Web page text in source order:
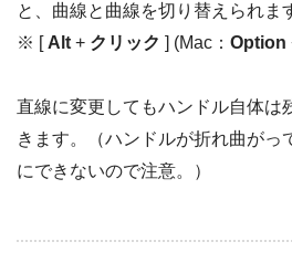
と、曲線と曲線を切り替えられま
※ [Alt + クリック ] (Mac： Option
直線に変更してもハンドル自体は
きます。（ハンドルが折れ曲がっ
にできないので注意。）